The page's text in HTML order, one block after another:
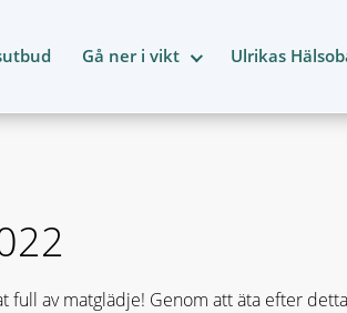
Gå ner i vikt Ulrikas
full av matglädje! Genom att äta efter